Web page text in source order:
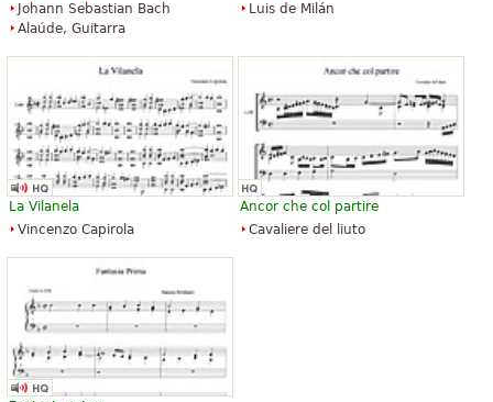
Johann Sebastian Bach
Alaúde, Guitarra
Luis de Milán
La Vilanela
Vincenzo Capirola
Ancor che col partire
Cavaliere del liuto